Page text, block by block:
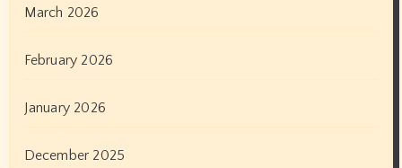
March 2026
February 2026
January 2026
December 2025